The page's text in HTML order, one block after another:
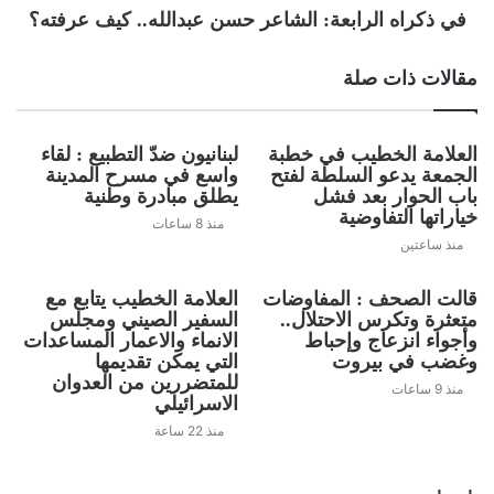
فالمادة 52 تتوسع في مفهوم المعاهدات
لتشير إلى أن أي معاهدة يبرمها رئيس
وتطلع الحكومة مجلس النواب حينما تمكنها
من ذلك مصلحة البلاد وسلامة الدولة». أما
المعاهدات التي تنطوي «على شروط
تتعلق بمالية الدولة والمعاهدات التجارية
وسائر المعاهدات التي لا يجوز فسخها سنة
فسنة، فلا يمكن إبرامها إلا بعد موافقة
مجلس النواب». وهو ما ينبطق على اتفاق
الإطار.
ما سبق يقود إلى العديد من التساؤلات
في ذكراه الرابعة: الشاعر حسن عبدالله.. كيف عرفته؟
مقالات ذات صلة
العلامة الخطيب في خطبة
الجمعة يدعو السلطة لفتح
باب الحوار بعد فشل
خياراتها التفاوضية
منذ ساعتين
لبنانيون ضدّ التطبيع : لقاء
واسع في مسرح المدينة
يطلق مبادرة وطنية
منذ 8 ساعات
قالت الصحف : المفاوضات
متعثرة وتكرس الاحتلال..
وأجواء انزعاج وإحباط
وغضب في بيروت
منذ 9 ساعات
العلامة الخطيب يتابع مع
السفير الصيني ومجلس
الانماء والاعمار المساعدات
التي يمكن تقديمها
للمتضررين من العدوان
الاسرائيلي
منذ 22 ساعة